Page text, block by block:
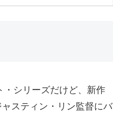
シリーズだけど、新作
スティン・リン監督にバ